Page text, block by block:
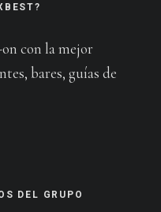
con la mejor
bares, guías de
DEL GRUPO